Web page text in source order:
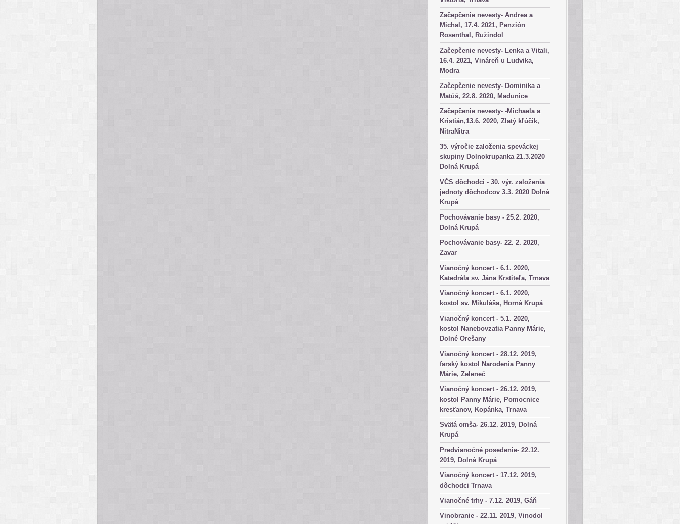
Začepčenie nevesty- Andrea a
Michal, 17.4. 2021, Penzión
Rosenthal, Ružindol
Začepčenie nevesty- Lenka a Vitali,
16.4. 2021, Vináreň u Ludvika,
Modra
Začepčenie nevesty- Dominika a
Matúš, 22.8. 2020, Madunice
Začepčenie nevesty- -Michaela a
Kristián,13.6. 2020, Zlatý kľúčik,
NitraNitra
35. výročie založenia speváckej
skupiny Dolnokrupanka 21.3.2020
Dolná Krupá
VČS dôchodci - 30. výr. založenia
jednoty dôchodcov 3.3. 2020 Dolná
Krupá
Pochovávanie basy - 25.2. 2020,
Dolná Krupá
Pochovávanie basy- 22. 2. 2020,
Zavar
Vianočný koncert - 6.1. 2020,
Katedrála sv. Jána Krstiteľa, Trnava
Vianočný koncert - 6.1. 2020,
kostol sv. Mikuláša, Horná Krupá
Vianočný koncert - 5.1. 2020,
kostol Nanebovzatia Panny Márie,
Dolné Orešany
Vianočný koncert - 28.12. 2019,
farský kostol Narodenia Panny
Márie, Zeleneč
Vianočný koncert - 26.12. 2019,
kostol Panny Márie, Pomocnice
kresťanov, Kopánka, Trnava
Svätá omša- 26.12. 2019, Dolná
Krupá
Predvianočné posedenie- 22.12.
2019, Dolná Krupá
Vianočný koncert - 17.12. 2019,
dôchodci Trnava
Vianočné trhy - 7.12. 2019, Gáň
Vinobranie - 22.11. 2019, Vinodol